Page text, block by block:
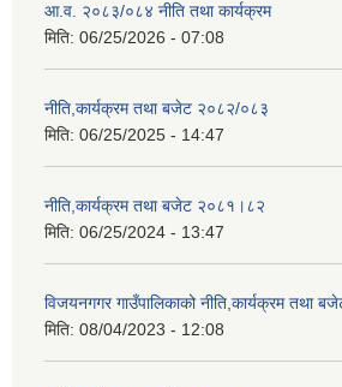
आ.व. २०८३/०८४ नीति तथा कार्यक्रम
मिति: 06/25/2026 - 07:08
नीति,कार्यक्रम तथा बजेट २०८२/०८३
मिति: 06/25/2025 - 14:47
नीति,कार्यक्रम तथा बजेट २०८१।८२
मिति: 06/25/2024 - 13:47
विजयनगगर गाउँपालिकाको नीति,कार्यक्रम तथा
मिति: 08/04/2023 - 12:08